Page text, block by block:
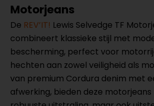
Motorjeans
De REV’IT! Lewis Selvedge TF
combineert klassieke stijl met
bescherming, perfect voor
hechten aan zowel veiligheid als
van premium Cordura denim met
afwerking, bieden deze